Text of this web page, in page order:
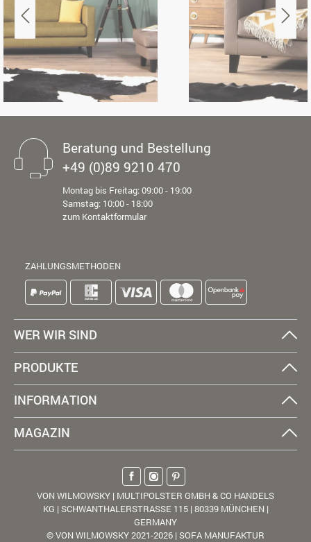
Beratung und Bestellung
+49 (0)89 9210 470
Montag bis Freitag: 09:00 - 19:00
Samstag: 10:00 - 18:00
zum Kontaktformular
ZAHLUNGSMETHODEN
WER WIR SIND
PRODUKTE
INFORMATION
MAGAZIN
VON WILMOWSKY | MULTIPOLSTER GMBH & CO HANDELS
KG | SCHWANTHALERSTRASSE 115 | 80339 MÜNCHEN |
GERMANY
© VON WILMOWSKY 2021-2026 | SOFA MANUFAKTUR